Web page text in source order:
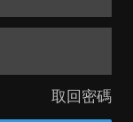
取回密碼